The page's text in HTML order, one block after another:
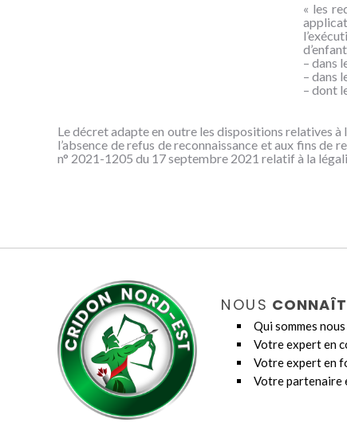
« les
– dans
– dans
– dont
Le décret adapte en outre les dispositions relatives à
l’absence de refus de reconnaissance et aux fins de
n° 2021-1205 du 17 septembre 2021 relatif à la
NOUS
Qui sommes nous
Votre expert en
Votre expert en
Votre partenaire